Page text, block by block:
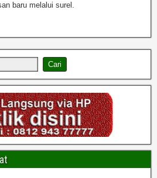
baru melalui surel.